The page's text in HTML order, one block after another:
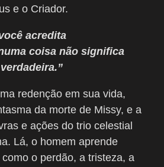
e o Criador.
acredita
coisa não significa
redenção em sua vida,
da morte de Missy, e a
e ações do trio celestial
Lá, o homem aprende
o perdão, a tristeza, a